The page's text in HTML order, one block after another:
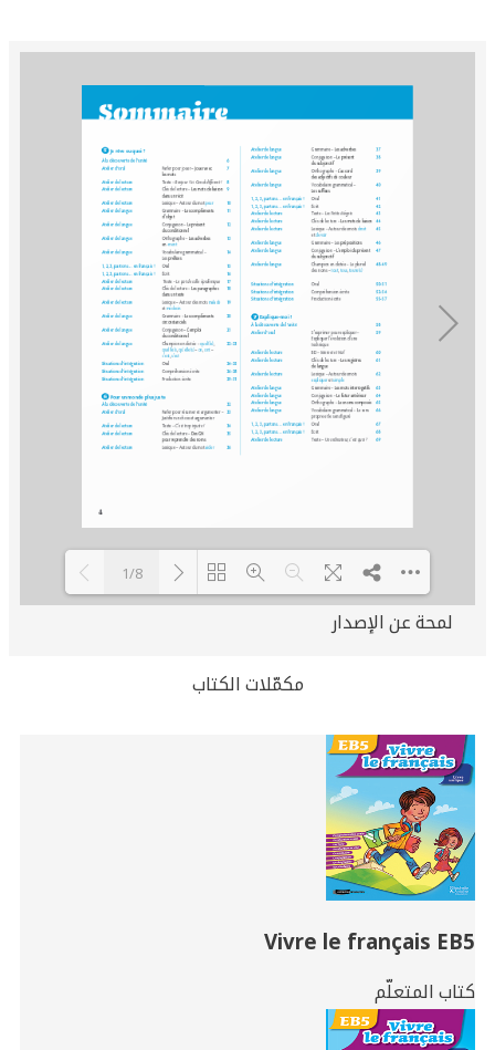
1/8
لمحة عن الإصدار
مكمّلات الكتاب
Related
Books
Vivre le français EB5
كتاب المتعلّم